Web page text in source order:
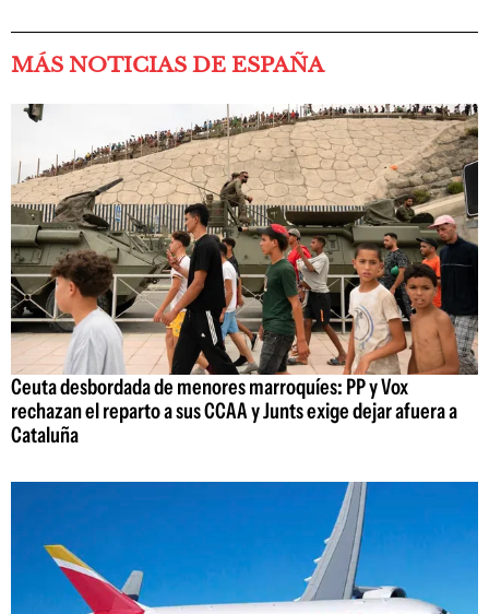
MÁS NOTICIAS DE ESPAÑA
Ceuta desbordada de menores marroquíes: PP y Vox
rechazan el reparto a sus CCAA y Junts exige dejar afuera a
Cataluña